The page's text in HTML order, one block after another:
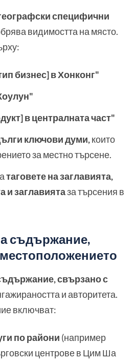
специфични
видимостта на място.
бизнес] в Хонконг"
в централната част"
ключови думи,които
за местно търсене.
таговете на заглавията,
и заглавиятаза търсения в
съдържание,
свързано с
и авторитета.
включват:
по райони (например
центрове в Цим Ша